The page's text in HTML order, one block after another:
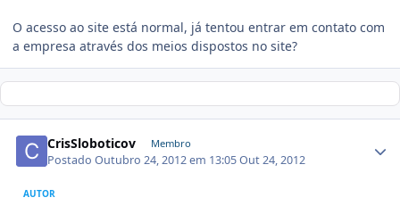
O acesso ao site está normal, já tentou entrar em contato com
a empresa através dos meios dispostos no site?
CrisSloboticov Membro
PostadoOutubro 24, 2012 em 13:05Out 24, 2012
AUTOR